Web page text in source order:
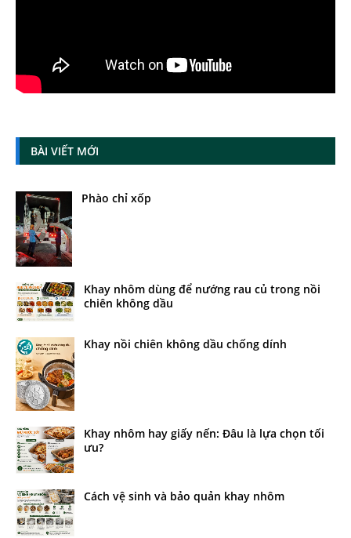
BÀI VIẾT MỚI
Phào chỉ xốp
Khay nhôm dùng để nướng rau củ trong nồi
chiên không dầu
Khay nồi chiên không dầu chống dính
Khay nhôm hay giấy nến: Đâu là lựa chọn tối
ưu?
Cách vệ sinh và bảo quản khay nhôm